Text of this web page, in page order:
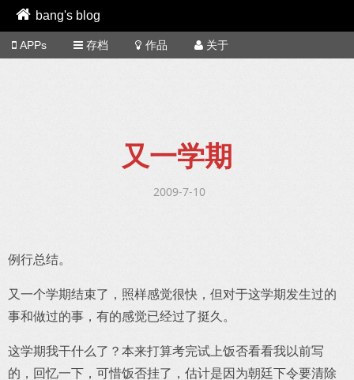
bang's blog
APPs 存档 作品 关于
又一学期
2009-7-10
例行总结。
又一个学期结束了，照样感觉很快，但对于这学期发生过的
事和做过的事，有的感觉已经过了挺久。
这学期我干什么了？本来打算考完试上饭否看看我以前写
的，回忆一下，可惜饭否挂了，估计是因为朝廷下令要清除